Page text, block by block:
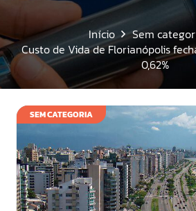
Início
Sem
Custo de Vida de Florianópolis
0,62%
SEM CATEGORIA